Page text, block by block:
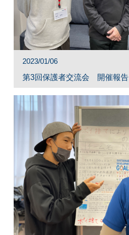
2023/01/06
第3回保護者交流会 開催報告